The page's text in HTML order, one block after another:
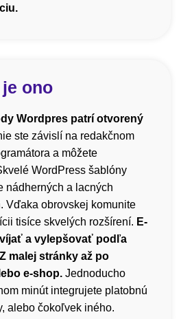
ono
Wordpres patrí otvorený
ste závislí na redakčnom
a môžete
WordPress šablóny
nádherných a lacných
Vďaka obrovskej komunite
tisíce skvelých rozšírení. E-
a vylepšovať podľa
malej stránky až po
e-shop. Jednoducho
minút integrujete platobnú
alebo čokoľvek iného.